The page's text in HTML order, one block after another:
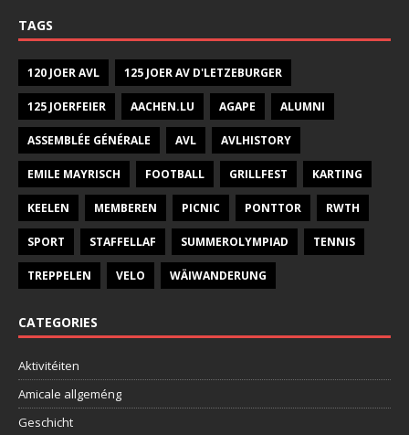
TAGS
120 JOER AVL 125 JOER AV D'LETZEBURGER
125 JOERFEIER AACHEN.LU AGAPE ALUMNI
ASSEMBLÉE GÉNÉRALE AVL AVLHISTORY
EMILE MAYRISCH FOOTBALL GRILLFEST KARTING
KEELEN MEMBEREN PICNIC PONTTOR RWTH
SPORT STAFFELLAF SUMMEROLYMPIAD TENNIS
TREPPELEN VELO WÄIWANDERUNG
CATEGORIES
Aktivitéiten
Amicale allgeméng
Geschicht